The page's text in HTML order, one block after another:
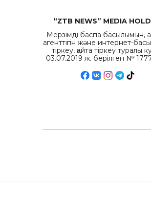
“ZTB NEWS” MEDIA
Мерзімді баспа басылымын,
агенттігін және интернет-
тіркеу, қайта тіркеу туралы
03.07.2019 ж. берілген №